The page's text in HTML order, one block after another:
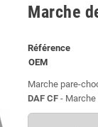
Marche
Référence
OEM
Marche pare-
DAF CF -